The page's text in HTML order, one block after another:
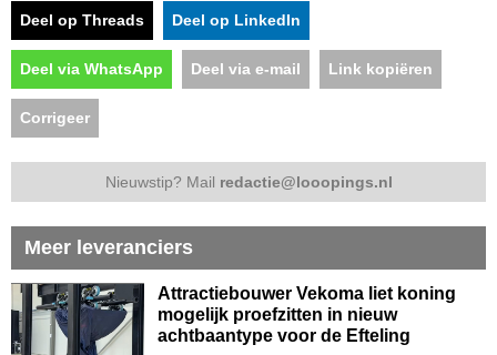
Deel op Threads Deel op LinkedIn
Deel via WhatsApp Deel via e-mail Link kopiëren
Corrigeer
Nieuwstip? Mail redactie@looopings.nl
Meer leveranciers
Attractiebouwer Vekoma liet koning
mogelijk proefzitten in nieuw
achtbaantype voor de Efteling